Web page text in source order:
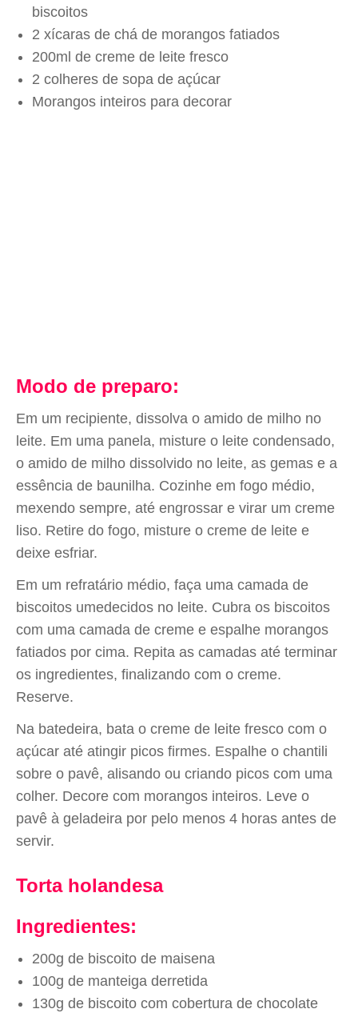
biscoitos
2 xícaras de chá de morangos fatiados
200ml de creme de leite fresco
2 colheres de sopa de açúcar
Morangos inteiros para decorar
Modo de preparo:
Em um recipiente, dissolva o amido de milho no
leite. Em uma panela, misture o leite condensado,
o amido de milho dissolvido no leite, as gemas e a
essência de baunilha. Cozinhe em fogo médio,
mexendo sempre, até engrossar e virar um creme
liso. Retire do fogo, misture o creme de leite e
deixe esfriar.
Em um refratário médio, faça uma camada de
biscoitos umedecidos no leite. Cubra os biscoitos
com uma camada de creme e espalhe morangos
fatiados por cima. Repita as camadas até terminar
os ingredientes, finalizando com o creme.
Reserve.
Na batedeira, bata o creme de leite fresco com o
açúcar até atingir picos firmes. Espalhe o chantili
sobre o pavê, alisando ou criando picos com uma
colher. Decore com morangos inteiros. Leve o
pavê à geladeira por pelo menos 4 horas antes de
servir.
Torta holandesa
Ingredientes:
200g de biscoito de maisena
100g de manteiga derretida
130g de biscoito com cobertura de chocolate